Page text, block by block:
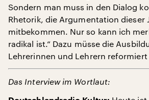
Sondern man muss in den Dialog
Rhetorik, die Argumentation dieser
mitbekommen. Nur so kann ich
radikal ist.“ Dazu müsse die
Lehrerinnen und Lehrern reformiert
Das Interview im Wortlaut: